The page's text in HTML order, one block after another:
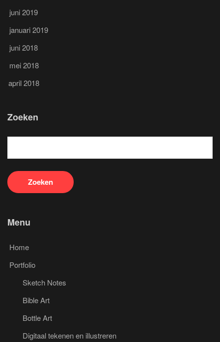
juni 2019
januari 2019
juni 2018
mei 2018
april 2018
Zoeken
Menu
Home
Portfolio
Sketch Notes
Bible Art
Bottle Art
Digitaal tekenen en illustreren